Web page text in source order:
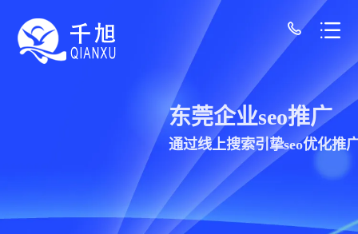
东莞网站建设公司-千旭网络（12年经验/30+
东莞企业seo推广
通过线上搜索引挚seo优化推广企业